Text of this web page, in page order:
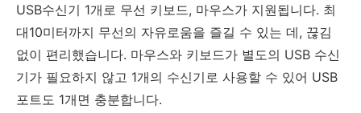
USB수신기 1개로 무선 키보드, 마우스가 지원됩니다. 최
대10미터까지 무선의 자유로움을 즐길 수 있는 데, 끊김
없이 편리했습니다. 마우스와 키보드가 별도의 USB 수신
기가 필요하지 않고 1개의 수신기로 사용할 수 있어 USB
포트도 1개면 충분합니다.